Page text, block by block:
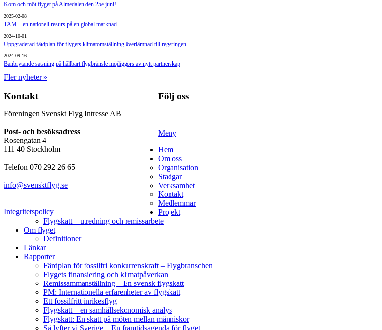
Kom och möt flyget på Almedalen den 25e juni!
2025-02-08
TAM – en nationell resurs på en global marknad
2024-10-01
Uppgraderad färdplan för flygets klimatomställning överlämnad till regeringen
2024-09-16
Banbrytande satsning på hållbart flygbränsle möjliggörs av nytt partnerskap
Fler nyheter »
Kontakt
Föreningen Svenskt Flyg Intresse AB
Post- och besöksadress
Rosengatan 4
111 40 Stockholm
Telefon 070 292 26 65
info@svensktflyg.se
Integritetspolicy
Följ oss
Meny
Hem
Om oss
Organisation
Stadgar
Verksamhet
Kontakt
Medlemmar
Projekt
Flygskatt – utredning och remissarbete
Om flyget
Definitioner
Länkar
Rapporter
Färdplan för fossilfri konkurrenskraft – Flygbranschen
Flygets finansiering och klimatpåverkan
Remissammanställning – En svensk flygskatt
PM: Internationella erfarenheter av flygskatt
Ett fossilfritt inrikesflyg
Flygskatt – en samhällsekonomisk analys
Flygskatt: En skatt på möten mellan människor
Så lyfter vi Sverige – En framtidsagenda för flyget